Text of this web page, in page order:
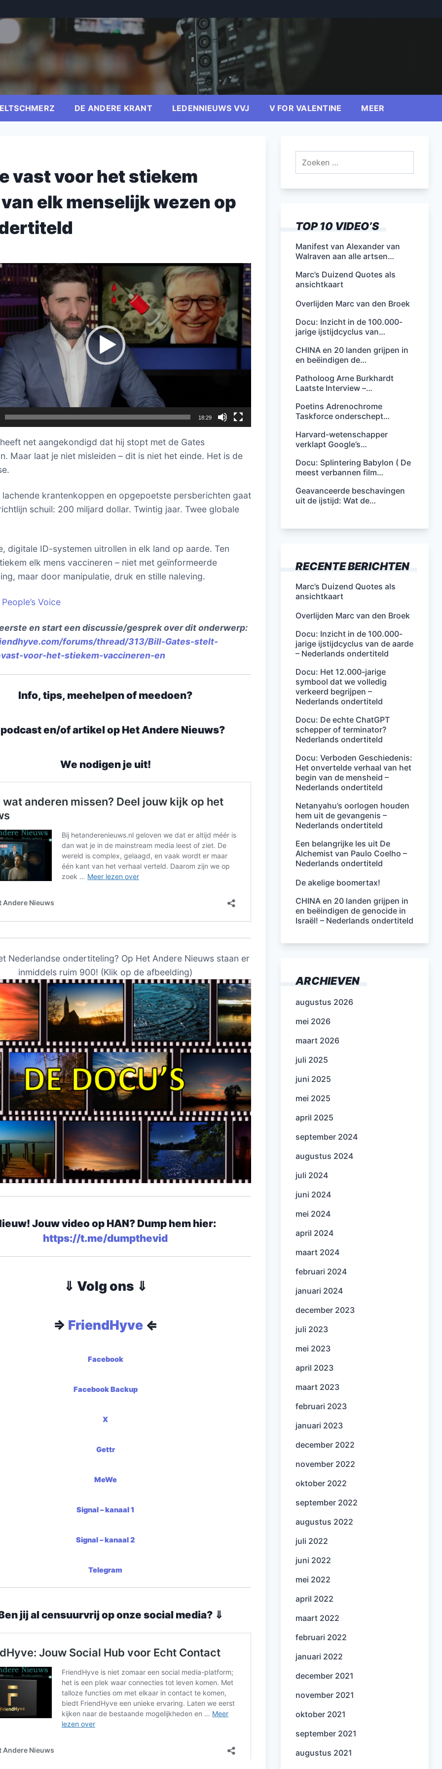
DE ANDERE KRANT LEDENNIEUWS VVJ V FOR VALENTINE MEER
vast voor het stiekem
elk menselijk wezen op
18:29
net aangekondigd dat hij stopt met de Gates
Maar laat je niet misleiden – dit is niet het einde. Het is de
krantenkoppen en opgepoetste persberichten gaat
schuil: 200 miljard dollar. Twintig jaar. Twee globale
digitale ID-systemen uitrollen in elk land op aarde. Ten
elk mens vaccineren – niet met geïnformeerde
maar door manipulatie, druk en stille naleving.
Voice
en start een discussie/gesprek over dit onderwerp:
forums/thread/313/Bill-Gates-stelt-
voor-het-stiekem-vaccineren-en
Info, tips, meehelpen of meedoen?
en/of artikel op Het Andere Nieuws?
We nodigen je uit!
Nederlandse ondertiteling? Op Het Andere Nieuws staan er
inmiddels ruim 900! (Klik op de afbeelding)
Jouw video op HAN? Dump hem hier:
https://t.me/dumpthevid
⇓ Volg ons ⇓
⇒ FriendHyve⇐
Facebook
Facebook Backup
X
Gettr
MeWe
Signal – kanaal 1
Signal – kanaal 2
Telegram
jij al censuurvrij op onze social media? ⇓
TOP 10 VIDEO’S
Manifest van Alexander van
Walraven aan alle artsen…
Marc’s Duizend Quotes als
ansichtkaart
Overlijden Marc van den Broek
Docu: Inzicht in de 100.000-
jarige ijstijdcyclus van…
CHINA en 20 landen grijpen in
en beëindigen de…
Patholoog Arne Burkhardt
Laatste Interview –…
Poetins Adrenochrome
Taskforce onderschept…
Harvard-wetenschapper
verklapt Google’s…
Docu: Splintering Babylon ( De
meest verbannen film…
Geavanceerde beschavingen
uit de ijstijd: Wat de…
RECENTE BERICHTEN
Marc’s Duizend Quotes als
ansichtkaart
Overlijden Marc van den Broek
Docu: Inzicht in de 100.000-
jarige ijstijdcyclus van de aarde
– Nederlands ondertiteld
Docu: Het 12.000-jarige
symbool dat we volledig
verkeerd begrijpen –
Nederlands ondertiteld
Docu: De echte ChatGPT
schepper of terminator?
Nederlands ondertiteld
Docu: Verboden Geschiedenis:
Het onvertelde verhaal van het
begin van de mensheid –
Nederlands ondertiteld
Netanyahu’s oorlogen houden
hem uit de gevangenis –
Nederlands ondertiteld
Een belangrijke les uit De
Alchemist van Paulo Coelho –
Nederlands ondertiteld
De akelige boomertax!
CHINA en 20 landen grijpen in
en beëindigen de genocide in
Israël! – Nederlands ondertiteld
ARCHIEVEN
augustus 2026
mei 2026
maart 2026
juli 2025
juni 2025
mei 2025
april 2025
september 2024
augustus 2024
juli 2024
juni 2024
mei 2024
april 2024
maart 2024
februari 2024
januari 2024
december 2023
juli 2023
mei 2023
april 2023
maart 2023
februari 2023
januari 2023
december 2022
november 2022
oktober 2022
september 2022
augustus 2022
juli 2022
juni 2022
mei 2022
april 2022
maart 2022
februari 2022
januari 2022
december 2021
november 2021
oktober 2021
september 2021
augustus 2021